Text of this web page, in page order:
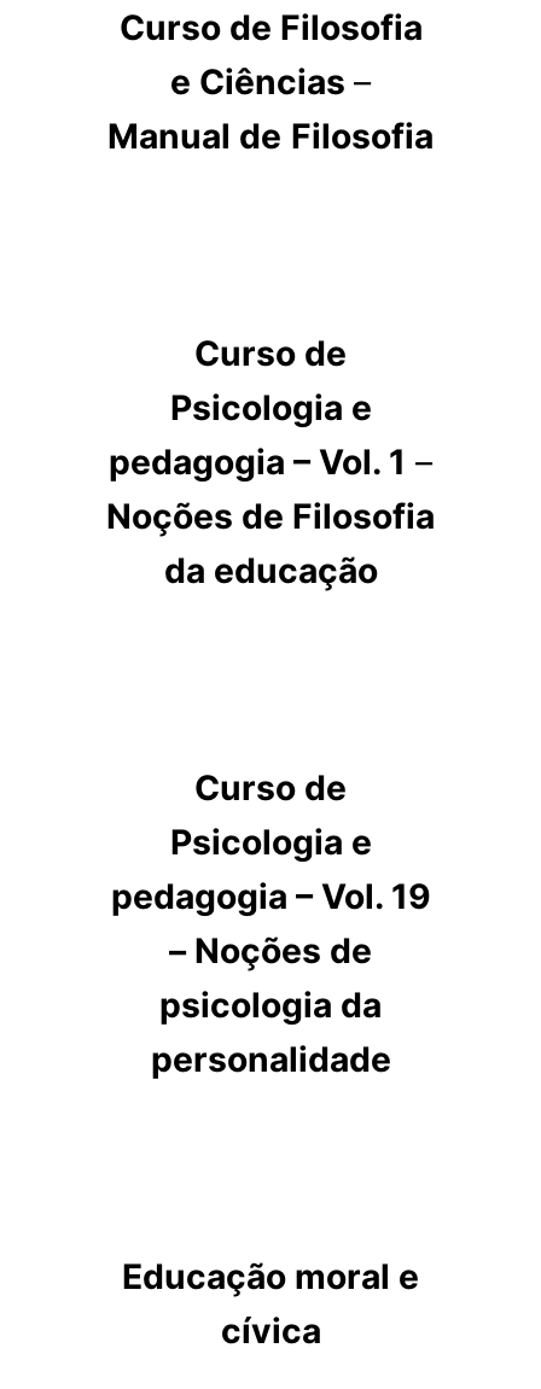
Curso de Filosofia
e Ciências –
Manual de Filosofia
Curso de
Psicologia e
pedagogia – Vol. 1 –
Noções de Filosofia
da educação
Curso de
Psicologia e
pedagogia – Vol. 19
– Noções de
psicologia da
personalidade
Educação moral e
cívica